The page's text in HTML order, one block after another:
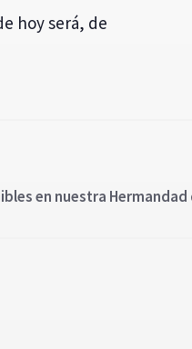
hoy será, de
en nuestra Hermandad